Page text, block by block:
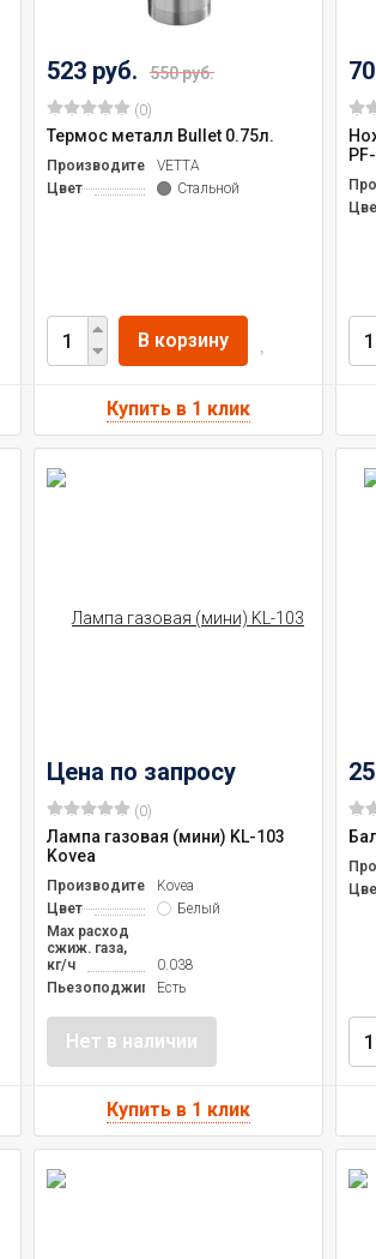
523 руб. 550 руб.
(0)
Термос металл Bullet 0.75л.
ПроизводительVETTA
Цвет
Стальной
В корзину
Цена по запросу
(0)
Лампа газовая (мини) KL-103
Kovea
ПроизводительKovea
Цвет
Белый
Max расход
сжиж. газа,
кг/ч
0.038
Пьезоподжиг
Есть
Нет в наличии